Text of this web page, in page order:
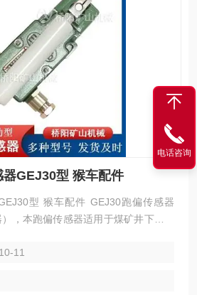
GEJ30型 猴车配件
跑偏传感器
，本跑偏传感器适用于煤矿井下与系
故障检测保护，接入系统控制中，当
器也可适用于如钢铁厂、水泥厂、发
11
电话咨询